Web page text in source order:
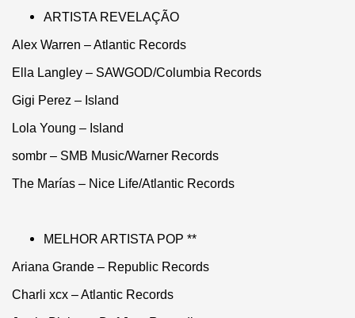
ARTISTA REVELAÇÃO
Alex Warren – Atlantic Records
Ella Langley – SAWGOD/Columbia Records
Gigi Perez – Island
Lola Young – Island
sombr – SMB Music/Warner Records
The Marías – Nice Life/Atlantic Records
MELHOR ARTISTA POP **
Ariana Grande – Republic Records
Charli xcx – Atlantic Records